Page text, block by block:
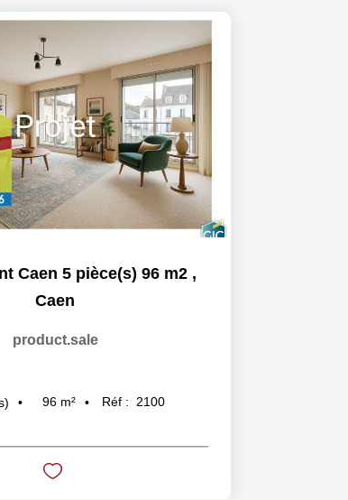
Caen 5 pièce(s) 96 m2 ,
Caen
product.sale
96 m² Réf : 2100